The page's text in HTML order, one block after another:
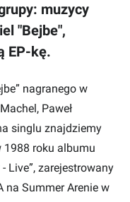
muzycy
"Bejbe",
EP-kę.
nagranego w
Paweł
singlu znajdziemy
1988 roku albumu
- Live”, zarejestrowany
na Summer Arenie w